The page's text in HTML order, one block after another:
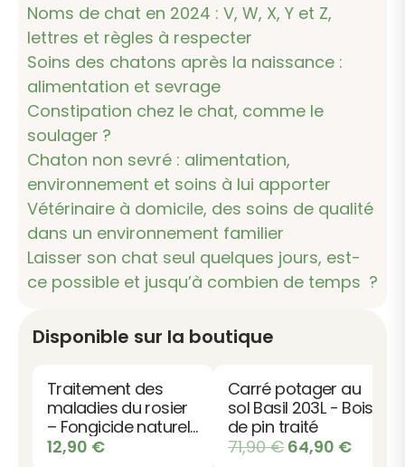
Noms de chat en 2024 : V, W, X, Y et Z,
lettres et règles à respecter
Soins des chatons après la naissance :
alimentation et sevrage
Constipation chez le chat, comme le
soulager ?
Chaton non sevré : alimentation,
environnement et soins à lui apporter
Vétérinaire à domicile, des soins de qualité
dans un environnement familier
Laisser son chat seul quelques jours, est-
ce possible et jusqu’à combien de temps ?
Disponible sur la boutique
Traitement des
maladies du rosier
– Fongicide naturel
bio
12,90 €
Carré potager au
sol Basil 203L - Bois
de pin traité
71,90€ Le
64,90 €Le